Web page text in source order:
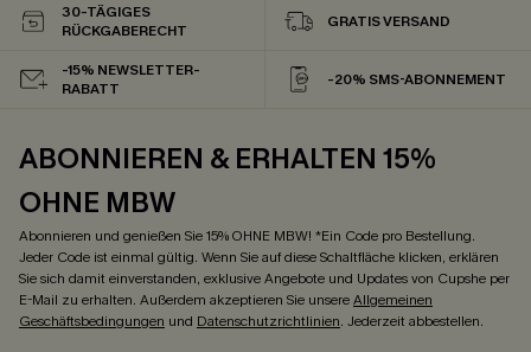
30-TÄGIGES
RÜCKGABERECHT
GRATIS VERSAND
-15% NEWSLETTER-
RABATT
-20% SMS-ABONNEMENT
ABONNIEREN & ERHALTEN 15%
OHNE MBW
Abonnieren und genießen Sie 15% OHNE MBW! *Ein Code pro Bestellung.
Jeder Code ist einmal gültig. Wenn Sie auf diese Schaltfläche klicken, erklären
Sie sich damit einverstanden, exklusive Angebote und Updates von Cupshe per
E-Mail zu erhalten. Außerdem akzeptieren Sie unsereAllgemeinen
Geschäftsbedingungen und Datenschutzrichtlinien. Jederzeit abbestellen.